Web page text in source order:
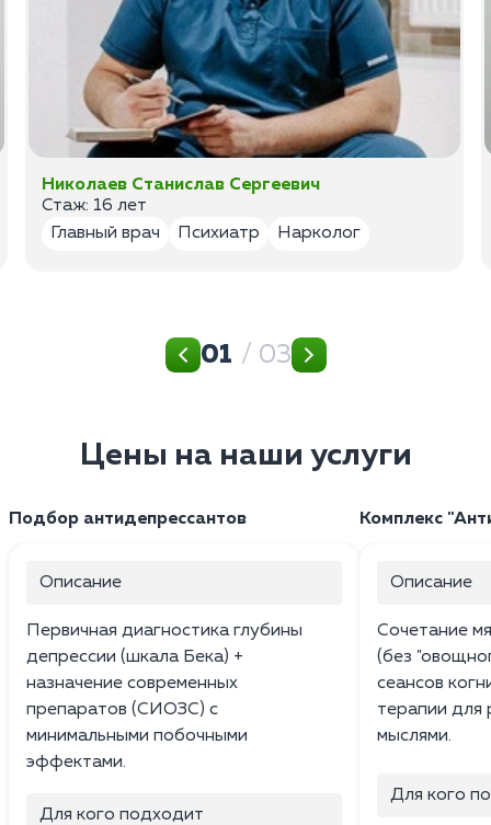
Николаев Станислав Сергеевич
Стаж: 16 лет
Главный врач
Психиатр Нарколог
01 / 03
Цены на наши услуги
Подбор антидепрессантов
Описание
Первичная диагностика глубины
депрессии (шкала Бека) +
назначение современных
препаратов (СИОЗС) с
минимальными побочными
эффектами.
Для кого подходит
Комплекс
Описание
Сочетание
(без
сеансов
терапии для
мыслями.
Для кого